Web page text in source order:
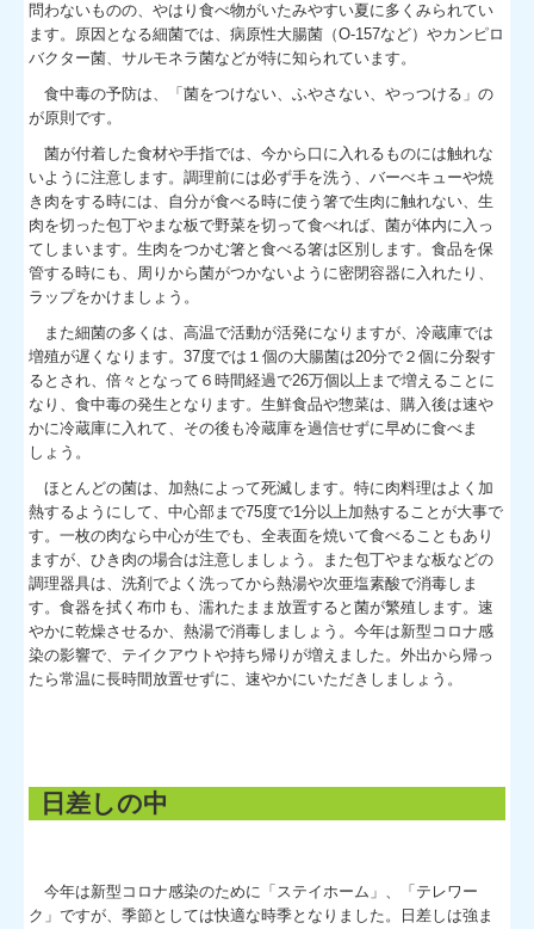
問わないものの、やはり食べ物がいたみやすい夏に多くみられてい
ます。原因となる細菌では、病原性大腸菌（O-157など）やカンピロ
バクター菌、サルモネラ菌などが特に知られています。
食中毒の予防は、「菌をつけない、ふやさない、やっつける」の
が原則です。
菌が付着した食材や手指では、今から口に入れるものには触れな
いように注意します。調理前には必ず手を洗う、バーべキューや焼
き肉をする時には、自分が食べる時に使う箸で生肉に触れない、生
肉を切った包丁やまな板で野菜を切って食べれば、菌が体内に入っ
てしまいます。生肉をつかむ箸と食べる箸は区別します。食品を保
管する時にも、周りから菌がつかないように密閉容器に入れたり、
ラップをかけましょう。
また細菌の多くは、高温で活動が活発になりますが、冷蔵庫では
増殖が遅くなります。37度では１個の大腸菌は20分で２個に分裂す
るとされ、倍々となって６時間経過で26万個以上まで増えることに
なり、食中毒の発生となります。生鮮食品や惣菜は、購入後は速や
かに冷蔵庫に入れて、その後も冷蔵庫を過信せずに早めに食べま
しょう。
ほとんどの菌は、加熱によって死滅します。特に肉料理はよく加
熱するようにして、中心部まで75度で1分以上加熱することが大事で
す。一枚の肉なら中心が生でも、全表面を焼いて食べることもあり
ますが、ひき肉の場合は注意しましょう。また包丁やまな板などの
調理器具は、洗剤でよく洗ってから熱湯や次亜塩素酸で消毒しま
す。食器を拭く布巾も、濡れたまま放置すると菌が繁殖します。速
やかに乾燥させるか、熱湯で消毒しましょう。今年は新型コロナ感
染の影響で、テイクアウトや持ち帰りが増えました。外出から帰っ
たら常温に長時間放置せずに、速やかにいただきしましょう。
日差しの中
今年は新型コロナ感染のために「ステイホーム」、「テレワー
ク」ですが、季節としては快適な時季となりました。日差しは強ま